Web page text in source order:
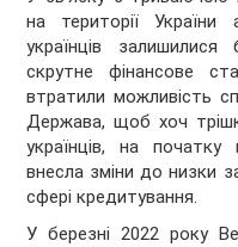
на території
українців
скрутне фінансове
втратили можливість
Держава, щоб хоч
українців, на початку
внесла зміни до низки
сфері кредитування.
У березні 2022 року